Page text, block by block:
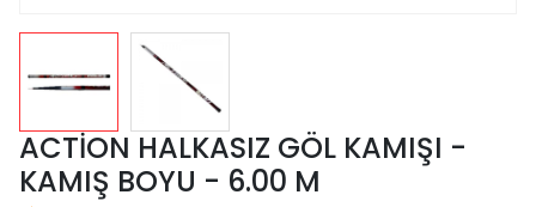
ACTİON HALKASIZ GÖL KAMIŞI -
KAMIŞ BOYU - 6.00 M